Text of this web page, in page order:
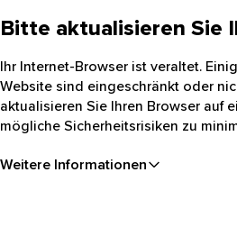
Bitte aktualisieren Sie
Ihr Internet-Browser ist veraltet.
Website sind eingeschränkt oder
aktualisieren Sie Ihren Browser auf
mögliche Sicherheitsrisiken zu
Weitere Informationen